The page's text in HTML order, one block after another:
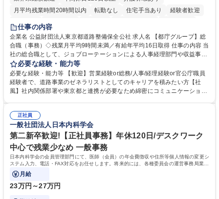
月平均残業時間20時間以内
転勤なし 住宅手当あり
経験者歓迎
研修あり
退職金あり
駅近5分以内
資格取得手当あり 食事補助あり
仕事の内容
企業名 公益財団法人東京都道路整備保全公社 求人名 【都庁グループ】総
合職（事務）◇残業月平均9時間未満／有給年平均16日取得 仕事の内容 当
社の総合職として、ジョブローテーションによる人事経理部門や収益事業
等のフロント部門の部署等幅広い部署での業務をお任せいたします。研修
制度やキャリア支援が充実しております！ ※下記業務詳細 【業務詳細】■
管理部門：広報、人事、経理など当公社の運営に係る管理業務 ■収益部
門：駐車場の新規開拓、管理運営、新宿駅西口広場の「イベントコーナ
道路施設や道路工事現場の見学ツアー事業 ※入社後は上記いずれかの部門
へ配属。※業務内容変更の範囲：会社の定める業務 募集職種 【都庁グル
ープ】総合職（事務）◇残業月平均9時間未満／有給年平均16日取得
必要な経験・能力等
必要な経験・能力等 【歓迎】営業経験or総務/人事/経理経験or官公庁職員
経験者で、道路事業のゼネラリストとしてのキャリアを積みたい方【社
風】社内関係部署や東京都と連携が必要なため綿密にコミュニケーション
部門など多岐に渡る業務を経験できます。 ■様々なプロジェクト：駐車場
事業の他、新宿駅西口広場内に設置された照明を兼ねた広告「ブライトサ
イン」の管理運営を行うなど、事業収益を生み出す活動を積極的に行って
います。 学歴・資格 学歴：大学院 大学 高専 短大 専修学校 高校 語学力：
資格：
正社員
一般社団法人日本内科学会
第二新卒歓迎!【正社員事務】年休120日/デスクワーク
中心で残業少なめ 一般事務
日本内科学会の会員管理部門にて、医師（会員）の年会費徴収や住所等個人情報の変更シ
ステム入力、電話・FAX対応をお任せします。将来的には、各種委員会の運営事務局業務
などにも幅広く携わっていただきます。
月給
23万円～27万円